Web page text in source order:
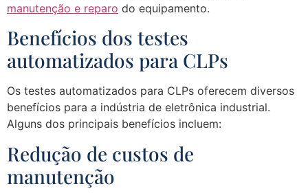
manutenção e reparo do equipamento.
Benefícios dos testes
automatizados para CLPs
Os testes automatizados para CLPs oferecem diversos
benefícios para a indústria de eletrônica industrial.
Alguns dos principais benefícios incluem:
Redução de custos de
manutenção